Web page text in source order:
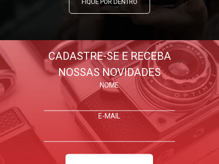
FIQUE POR DENTRO
CADASTRE-SE E RECEBA
NOSSAS NOVIDADES
NOME
E-MAIL